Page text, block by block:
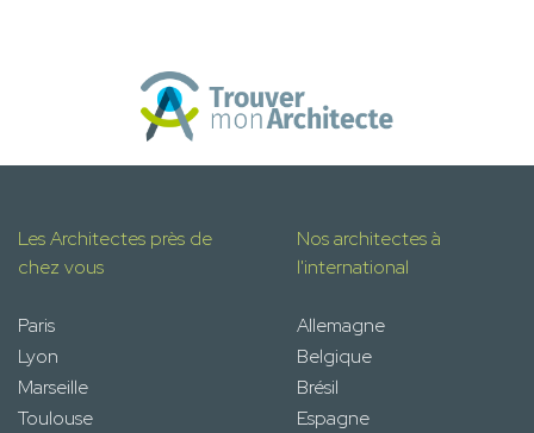
Les Architectes près de
chez vous
Paris
Lyon
Marseille
Toulouse
Nos architectes à
l'international
Allemagne
Belgique
Brésil
Espagne